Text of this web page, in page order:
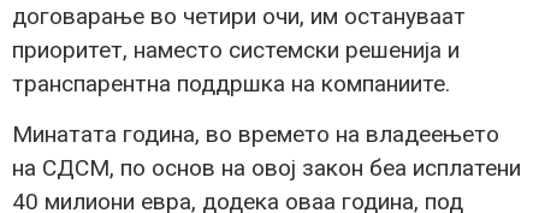
договарање во четири очи, им остануваат
приоритет, наместо системски решенија и
транспарентна поддршка на компаниите.
Минатата година, во времето на владеењето
на СДСМ, по основ на овој закон беа исплатени
40 милиони евра, додека оваа година, под